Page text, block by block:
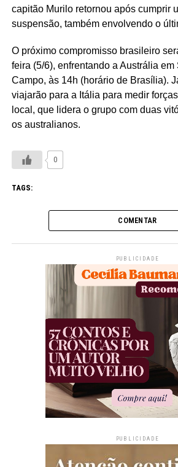
capitão Murilo retornou após cumprir
suspensão, também envolvendo o
O próximo compromisso brasileiro
feira (5/6), enfrentando a Austrália
Campo, às 14h (horário de Brasília).
viajarão para a Itália para medir
local, que lidera o grupo com duas
os australianos.
0
TAGS:
COMENTAR
PUBLICIDADE
PUBLICIDADE